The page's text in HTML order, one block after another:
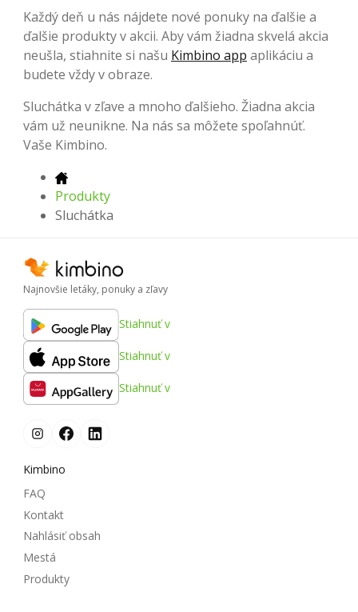
Každý deň u nás nájdete nové ponuky na ďalšie a
ďalšie produkty v akcii. Aby vám žiadna skvelá akcia
neušla, stiahnite si našu Kimbino app aplikáciu a
budete vždy v obraze.
Sluchátka v zľave a mnoho ďalšieho. Žiadna akcia
vám už neunikne. Na nás sa môžete spoľahnúť.
Vaše Kimbino.
Produkty
Sluchátka
Najnovšie letáky, ponuky a zľavy
Stiahnuť v
Stiahnuť v
Stiahnuť v
Kimbino
FAQ
Kontakt
Nahlásiť obsah
Mestá
Produkty